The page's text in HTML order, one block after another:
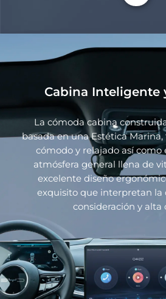
Faros delanteros
Las luces flotantes de doble U
integradas con los topes a
delantero. Dentro de la
un componente emisor de
forma de U doble. La longitud
LED son solo 100 mm × 15 mm,
ultra-plana líder en la industria.
nítidos para BYD SEAL, que
toque final del diseño
Cabina Inteligente
La cómoda cabina
basada en una Estética
cómodo y relajado así
atmósfera general llena de
excelente diseño
exquisito que interpretan la
consideración y alta